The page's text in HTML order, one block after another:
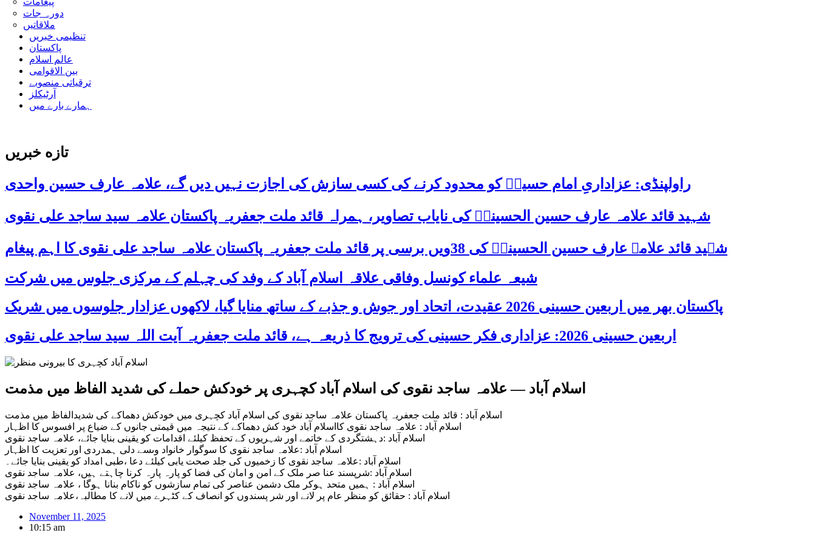
دورہ جات
ملاقاتیں
تنظیمی خبریں
پاکستان
عالم اسلام
بین الاقوامی
ترقیاتی منصوبے
آرٹیکلز
ہمارے بارے میں
تازه خبریں
راولپنڈی: عزاداریِ امام حسینؑ کو محدود کرنے کی کسی سازش کی اجازت نہیں دیں گے، علامہ عارف حسین واحدی
شہید قائد علامہ عارف حسین الحسینیؒ کی نایاب تصاویر، ہمراہ قائد ملت جعفریہ پاکستان علامہ سید ساجد علی نقوی
شہید قائد علامہ عارف حسین الحسینیؒ کی 38ویں برسی پر قائد ملت جعفریہ پاکستان علامہ ساجد علی نقوی کا اہم پیغام
شیعہ علماء کونسل وفاقی علاقہ اسلام آباد کے وفد کی چہلم کے مرکزی جلوس میں شرکت
پاکستان بھر میں اربعین حسینی 2026 عقیدت، اتحاد اور جوش و جذبے کے ساتھ منایا گیا، لاکھوں عزادار جلوسوں میں شریک
اربعین حسینی 2026: عزاداری فکر حسینی کی ترویج کا ذریعہ ہے، قائد ملت جعفریہ آیت اللہ سید ساجد علی نقوی
اسلام آباد — علامہ ساجد نقوی کی اسلام آباد کچہری پر خودکش حملے کی شدید الفاظ میں مذمت
اسلام آباد : قائد ملت جعفریہ پاکستان علامہ ساجد نقوی کی اسلام آباد کچہری میں خودکش دھماکے کی شدیدالفاظ میں مذمت
اسلام آباد : علامہ ساجد نقوی کااسلام آباد خود کش دھماکے کے نتیجہ میں قیمتی جانوں کے ضیاع پر افسوس کا اظہار
اسلام آباد :دہشتگردی کے خاتمے اور شہریوں کے تحفظ کیلئے اقدامات کو یقینی بنایا جائے، علامہ ساجد نقوی
اسلام آباد :علامہ ساجد نقوی کا سوگوار خانواد وںسے دلی ہمدردی اور تعزیت کا اظہار
اسلام آباد :علامہ ساجد نقوی کا زخمیوں کی جلد صحت یابی کیلئے دعا ،طبی امداد کو یقینی بنایا جائے۔
اسلام آباد :شرپسند عنا صر ملک کے امن و امان کی فضا کو پارہ پارہ کرنا چاہتے ہیں، علامہ ساجد نقوی
اسلام آباد : ہمیں متحد ہوکر ملک دشمن عناصر کی تمام سازشوں کو ناکام بنانا ہوگا ، علامہ ساجد نقوی
اسلام آباد : حقائق کو منظر عام پر لانے اور شر پسندوں کو انصاف کے کٹہرے میں لانے کا مطالبہ،علامہ ساجد نقوی
November 11, 2025
10:15 am